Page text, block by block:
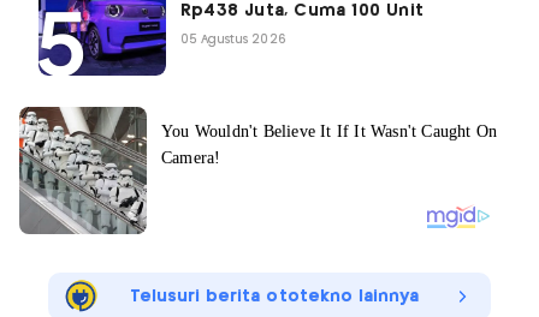
Rp438 Juta, Cuma 100 Unit
05 Agustus 2026
Telusuri berita ototekno lainnya